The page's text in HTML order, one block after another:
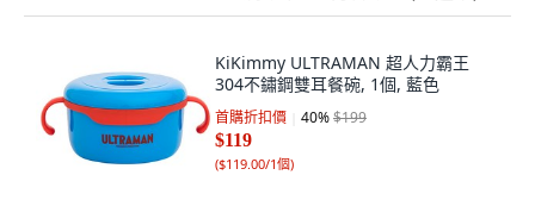
KiKimmy ULTRAMAN 超人力霸王
304不鏽鋼雙耳餐碗, 1個, 藍色
首購折扣價 40%$199
$119
($119.00/1個)